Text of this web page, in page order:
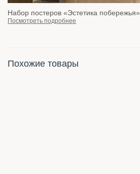
Набор постеров «Эстетика побережья»
Посмотреть подробнее
Похожие товары